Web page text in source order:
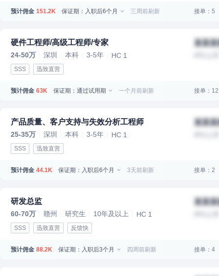
预计佣金 151.2K 保证期：入职后6个月 三周前刷新 接单：5
硬件工程师/高级工程师/专家
24-50万 深圳 本科 3-5年 HC 1
SSS 迅致直营
某某
预计佣金 63K 保证期：通过试用期 一个月前刷新 接单：12
产品质量、客户支持与失效分析工程师
25-35万 深圳 本科 3-5年 HC 1
SSS 迅致直营
某某
预计佣金 44.1K 保证期：入职后6个月 3天前刷新 接单：2
研发总监
60-70万 赣州 研究生 10年及以上 HC 1
SSS 迅致直营 反馈快
某某
预计佣金 88.2K 保证期：入职后3个月 四周前刷新 接单：4